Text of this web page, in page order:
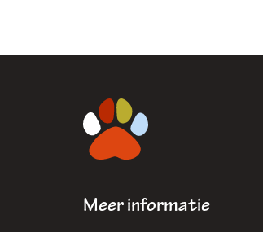
Meer informatie